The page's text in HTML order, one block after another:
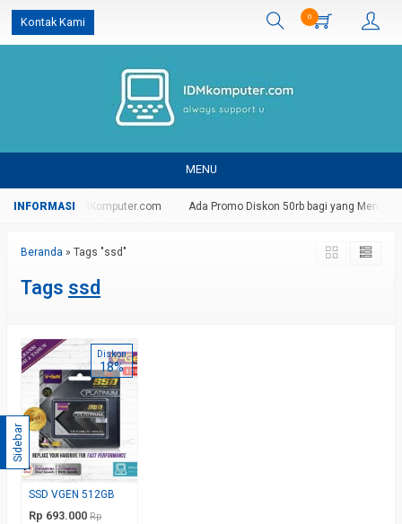
Kontak Kami 0
MENU
Di Website IDMKomputer.com Ada Promo Diskon 50rb bagi yang
Beranda » Tags "ssd"
Tags ssd
Diskon
18%
SSD VGEN 512GB
Rp 693.000 Rp
Sidebar